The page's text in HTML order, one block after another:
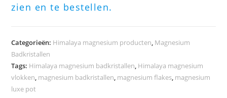
zien en te bestellen.
Categorieën: Himalaya magnesium producten, Magnesium
Badkristallen
Tags: Himalaya magnesium badkristallen, Himalaya magnesium
vlokken, magnesium badkristallen, magnesium flakes, magnesium
luxe pot